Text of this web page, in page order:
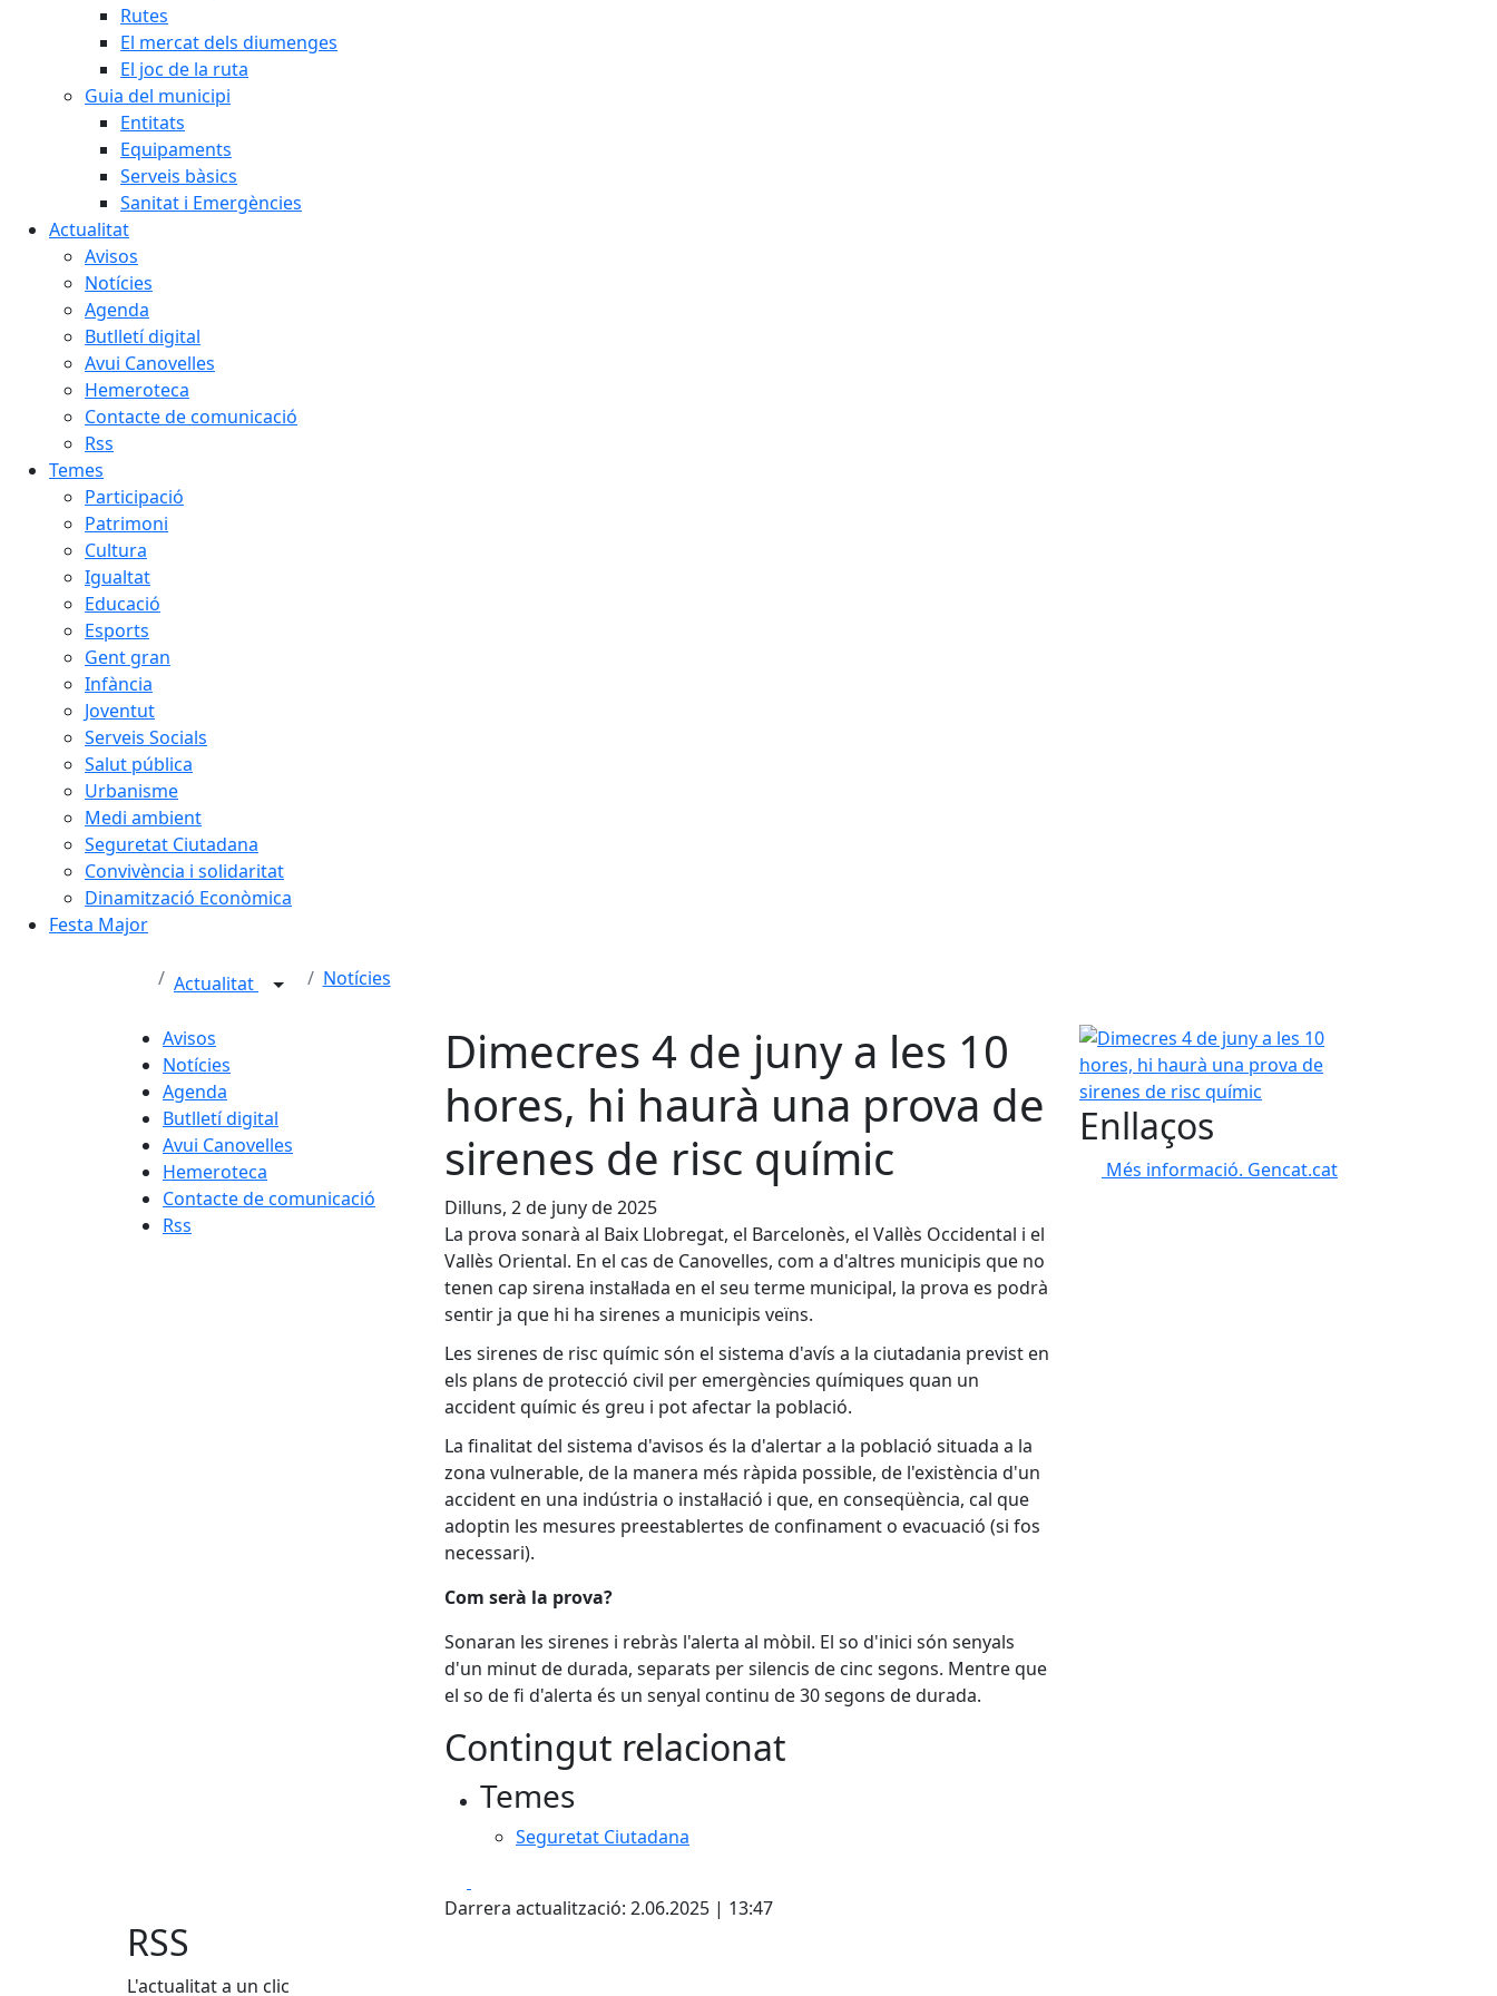
Rutes
El mercat dels diumenges
El joc de la ruta
Guia del municipi
Entitats
Equipaments
Serveis bàsics
Sanitat i Emergències
Actualitat
Avisos
Notícies
Agenda
Butlletí digital
Avui Canovelles
Hemeroteca
Contacte de comunicació
Rss
Temes
Participació
Patrimoni
Cultura
Igualtat
Educació
Esports
Gent gran
Infància
Joventut
Serveis Socials
Salut pública
Urbanisme
Medi ambient
Seguretat Ciutadana
Convivència i solidaritat
Dinamització Econòmica
Festa Major
Actualitat Notícies
Avisos
Notícies
Agenda
Butlletí digital
Avui Canovelles
Hemeroteca
Contacte de comunicació
Rss
Dimecres 4 de juny a les 10
hores, hi haurà una prova de
sirenes de risc químic
Dilluns, 2 de juny de 2025
La prova sonarà al Baix Llobregat, el Barcelonès, el Vallès Occidental i el
Vallès Oriental. En el cas de Canovelles, com a d'altres municipis que no
tenen cap sirena instal·lada en el seu terme municipal, la prova es podrà
sentir ja que hi ha sirenes a municipis veïns.
Les sirenes de risc químic són el sistema d'avís a la ciutadania previst en
els plans de protecció civil per emergències químiques quan un
accident químic és greu i pot afectar la població.
La finalitat del sistema d'avisos és la d'alertar a la població situada a la
zona vulnerable, de la manera més ràpida possible, de l'existència d'un
accident en una indústria o instal·lació i que, en conseqüència, cal que
adoptin les mesures preestablertes de confinament o evacuació (si fos
necessari).
Com serà la prova?
Sonaran les sirenes i rebràs l'alerta al mòbil. El so d'inici són senyals
d'un minut de durada, separats per silencis de cinc segons. Mentre que
el so de fi d'alerta és un senyal continu de 30 segons de durada.
Contingut relacionat
Temes
Seguretat Ciutadana
Darrera actualització: 2.06.2025 | 13:47
Dimecres 4 de juny a les 10 hores, hi haurà una
Enllaços
Més informació. Gencat.cat
RSS
L'actualitat a un clic